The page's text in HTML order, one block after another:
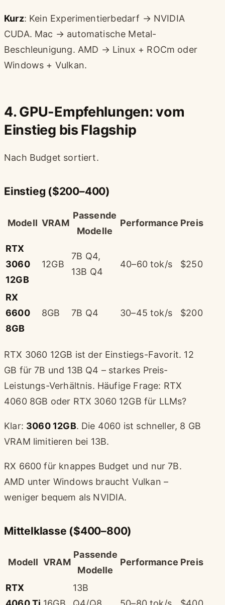
Kurz: Kein Experimentierbedarf → NVIDIA
CUDA. Mac → automatische Metal-
Beschleunigung. AMD → Linux + ROCm oder
Windows + Vulkan.
4. GPU-Empfehlungen: vom
Einstieg bis Flagship
Nach Budget sortiert.
Einstieg ($200–400)
Modell VRAM
Passende
Modelle
Performance Preis
RTX
3060
12GB
12GB
7B Q4,
13B Q4
40–60 tok/s $250
RX
6600
8GB
8GB 7B Q4 30–45 tok/s $200
RTX 3060 12GB ist der Einstiegs-Favorit. 12
GB für 7B und 13B Q4 – starkes Preis-
Leistungs-Verhältnis. Häufige Frage: RTX
4060 8GB oder RTX 3060 12GB für LLMs?
Klar: 3060 12GB. Die 4060 ist schneller, 8 GB
VRAM limitieren bei 13B.
RX 6600 für knappes Budget und nur 7B.
AMD unter Windows braucht Vulkan –
weniger bequem als NVIDIA.
Mittelklasse ($400–800)
Modell VRAM
Passende
Modelle
Performance Preis
RTX
13B